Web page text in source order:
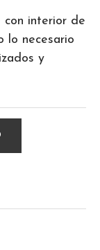
con interior de
lo necesario
y